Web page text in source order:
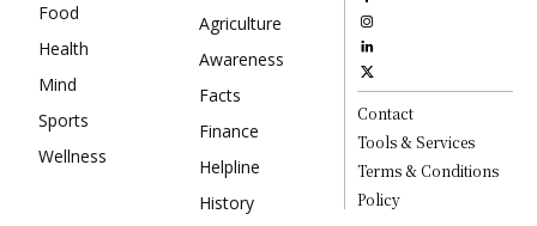
Food
Health
Mind
Sports
Wellness
Agriculture
Awareness
Facts
Finance
Helpline
History
Contact
Tools & Services
Terms & Conditions
Policy